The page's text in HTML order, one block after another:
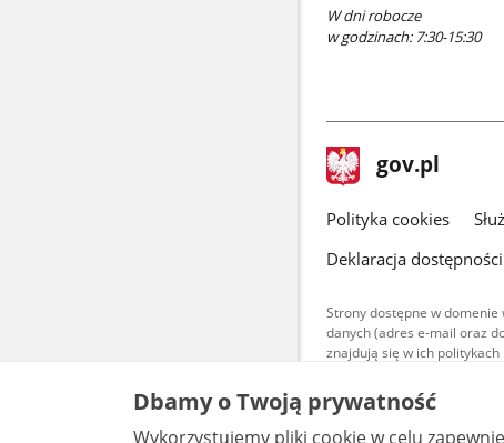
W dni robocze
w godzinach: 7:30-15:30
stopka
gov.pl Strona
gov.pl
gov.pl
Polityka cookies
Deklaracja
Strony dostępne w
danych (adres e-mail oraz
znajdują się w ich
Treści
udostępniane
warunkach
Dbamy o Twoją prywatność
Wykorzystujemy pliki cookie w celu